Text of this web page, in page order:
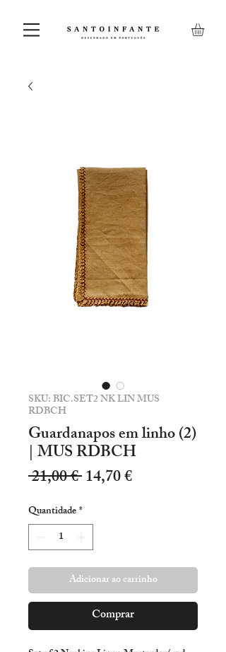
SKU: BIC.SET2 NK LIN MUS
RDBCH
Guardanapos em linho (2)
| MUS RDBCH
21,00 € Preço
14,70 €Preço
Quantidade*
Adicionar ao carrinho
Comprar